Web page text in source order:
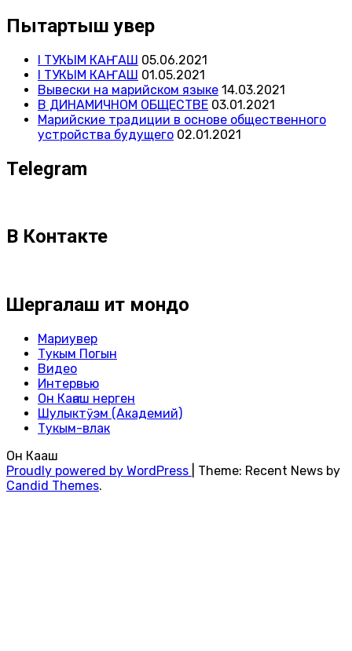
Пытартыш увер
I ТУКЫМ КАҤАШ 05.06.2021
I ТУКЫМ КАҤАШ 01.05.2021
Вывески на марийском языке 14.03.2021
В ДИНАМИЧНОМ ОБЩЕСТВЕ 03.01.2021
Марийские традиции в основе общественного
устройства будущего 02.01.2021
Telegram
В Контакте
Шергалаш ит мондо
Мариувер
Тукым Погын
Видео
Интервью
Он Каҥаш нерген
Шулыктӱэм (Академий)
Тукым-влак
Он Каҥаш
Proudly powered by WordPress
Theme: Recent News by
Candid Themes.